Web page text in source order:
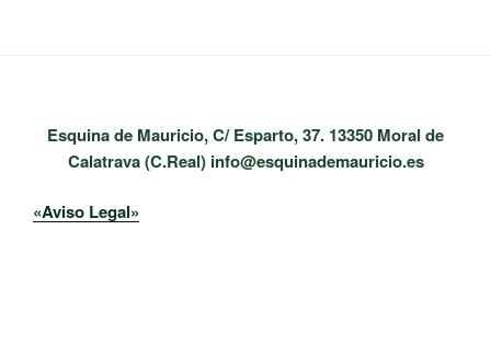
Esquina de Mauricio, C/ Esparto, 37. 13350 Moral de
Calatrava (C.Real) info@esquinademauricio.es
«Aviso Legal»